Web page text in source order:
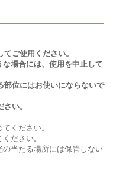
ご使用ください。
場合には、使用を中止して
部位にはお使いにならないで
い。
ください。
ださい。
の当たる場所には保管しない